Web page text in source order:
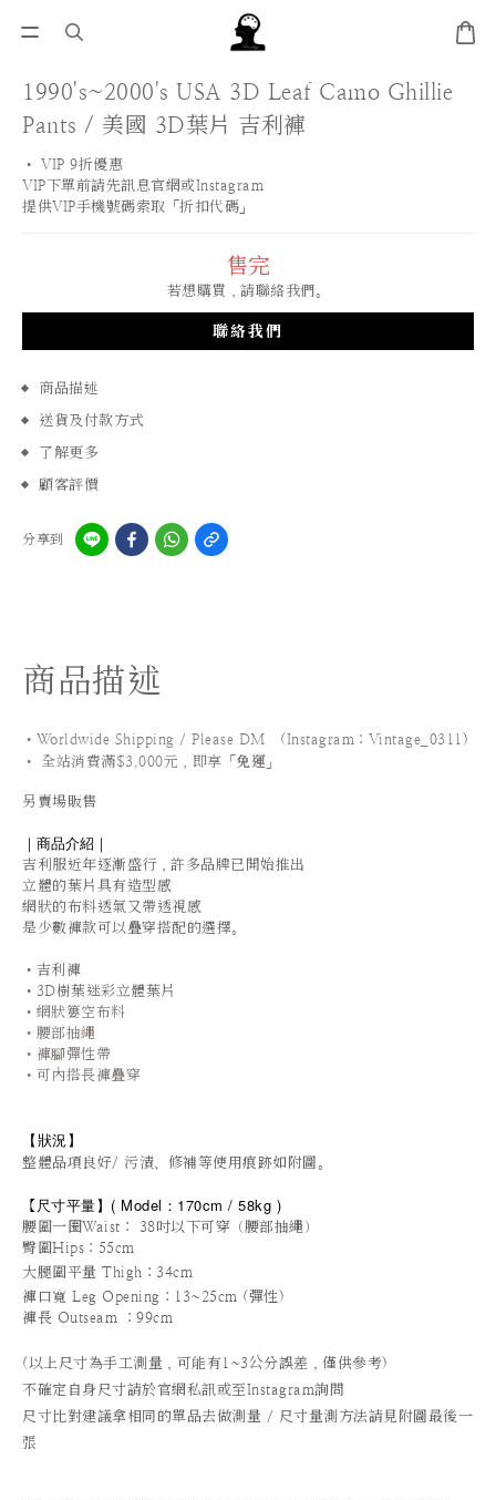
1990's~2000's USA 3D Leaf Camo Ghillie
Pants / 美國 3D葉片 吉利褲
• VIP 9折優惠
VIP下單前請先訊息官網或Instagram
提供VIP手機號碼索取「折扣代碼」
售完
若想購買，請聯絡我們。
聯絡我們
商品描述
送貨及付款方式
了解更多
顧客評價
分享到
商品描述
•Worldwide Shipping / Please DM (Instagram：Vintage_0311 )
•
全站消費滿$3,000元，即享「 免運 」
另賣場販售
｜商品介紹｜
吉利服近年逐漸盛行，許多品牌已開始推出
立體的葉片具有造型感
網狀的布料透氣又帶透視感
是少數褲款可以疊穿搭配的選擇。
•吉利褲
•3D樹葉迷彩立體葉片
•網狀簍空布料
•腰部抽繩
•褲腳彈性帶
•可內搭長褲疊穿
【狀況】
整體品項良好/ 污漬、修補等使用痕跡如附圖。
【 尺寸平量】 ( Model：170cm / 58kg )
腰圍一圈Waist： 38吋以下可穿（腰部抽繩）
臀圍Hips ：55cm
大腿圍平量 Thigh：34cm
褲口寬 Leg Opening ：13~25cm (彈性)
褲長 Outseam ：99cm
(以上尺寸為手工測量，可能有1~3公分誤差，僅供參考)
不確定自身尺寸請於官網私訊或至Instagram詢問
尺寸比對建議拿相同的單品去做測量 / 尺寸量測方法請見附圖最後一
張